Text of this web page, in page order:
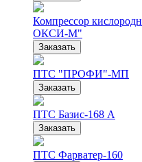
Компрессор
ОКСИ-М"
Заказать
ПТС "ПРОФИ"-МП
Заказать
ПТС Базис-168 А
Заказать
ПТС Фарватер-160